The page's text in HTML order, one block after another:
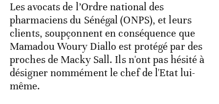
Les avocats de l’Ordre national des
pharmaciens du Sénégal (ONPS), et leurs
clients, soupçonnent en conséquence que
Mamadou Woury Diallo est protégé par des
proches de Macky Sall. Ils n'ont pas hésité à
désigner nommément le chef de l'Etat lui-
même.